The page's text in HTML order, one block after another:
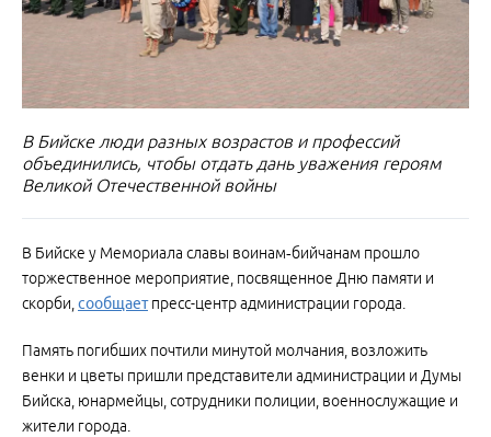
В Бийске люди разных возрастов и профессий
объединились, чтобы отдать дань уважения героям
Великой Отечественной войны
В Бийске у Мемориала славы воинам‑бийчанам прошло
торжественное мероприятие, посвященное Дню памяти и
скорби,сообщаетпресс-центр администрации города.
Память погибших почтили минутой молчания, возложить
венки и цветы пришли представители администрации и Думы
Бийска, юнармейцы, сотрудники полиции, военнослужащие и
жители города.